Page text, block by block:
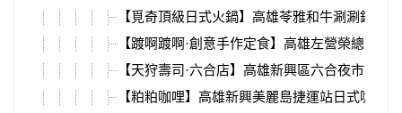
【覓奇頂級日式火鍋】高雄苓雅和牛涮涮鍋，
【踱啊踱啊·創意手作定食】高雄左營榮總附近
【天狩壽司·六合店】高雄新興區六合夜市附近
【粕粕咖哩】高雄新興美麗島捷運站日式咖哩